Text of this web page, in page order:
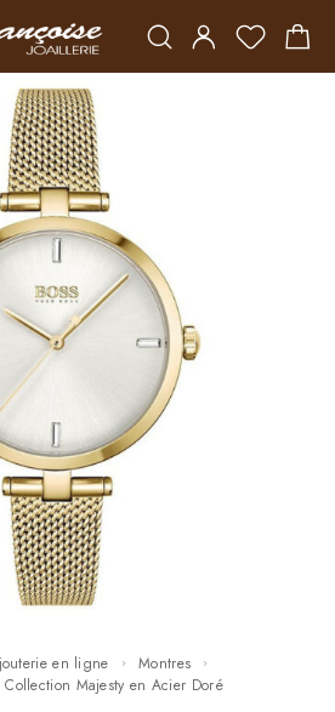
en ligne
Montres
Collection Majesty en Acier Doré